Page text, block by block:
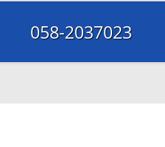
058-2037023